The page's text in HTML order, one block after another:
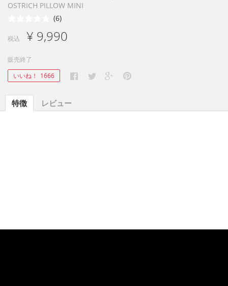
OSTRICH PILLOW MINI
(6)
税込 ¥ 9,990
販売終了
いいね！
1666
特徴 レビュー